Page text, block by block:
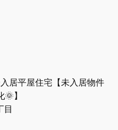
居平屋住宅【未入居物件
】
目